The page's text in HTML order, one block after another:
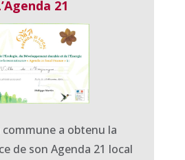
21
commune a obtenu la
de son Agenda 21 local